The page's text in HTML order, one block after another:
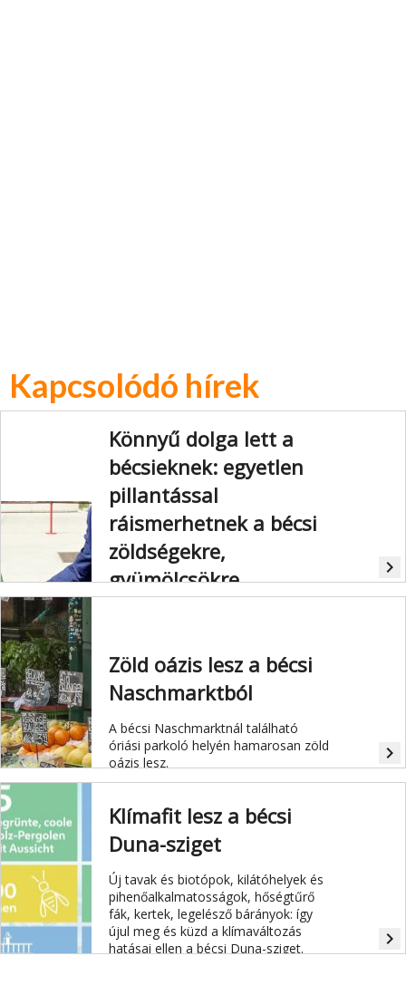
Kapcsolódó hírek
Könnyű dolga lett a
bécsieknek: egyetlen
pillantással
ráismerhetnek a bécsi
zöldségekre,
gyümölcsökre
gyümölcsöknek.
navigate_next
Zöld oázis lesz a bécsi
Naschmarktból
A bécsi Naschmarktnál található
óriási parkoló helyén hamarosan zöld
oázis lesz.
navigate_next
Klímafit lesz a bécsi
Duna-sziget
Új tavak és biotópok, kilátóhelyek és
pihenőalkalmatosságok, hőségtűrő
fák, kertek, legelésző bárányok: így
újul meg és küzd a klímaváltozás
hatásai ellen a bécsi Duna-sziget.
navigate_next